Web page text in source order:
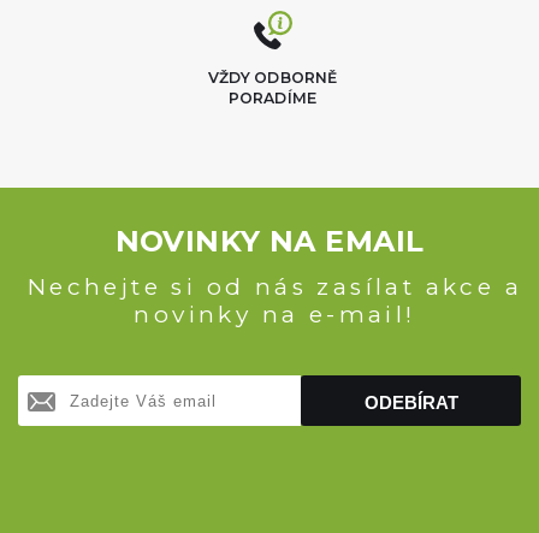
VŽDY ODBORNĚ
PORADÍME
NOVINKY NA EMAIL
Nechejte si od nás zasílat akce a
novinky na e-mail!
ODEBÍRAT